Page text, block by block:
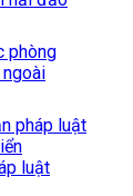
phòng
ngoài
pháp luật
luật